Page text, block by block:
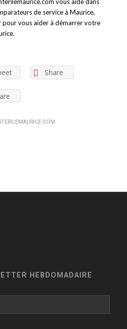
de service à Maurice,
vous aider à démarrer votre
Share
HEBDOMADAIRE